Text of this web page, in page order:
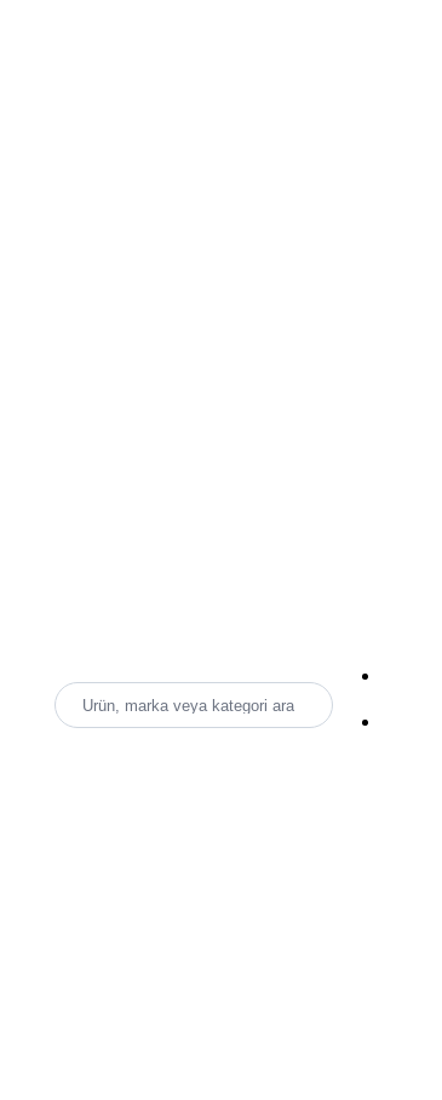
Ürün, marka veya kategori ara